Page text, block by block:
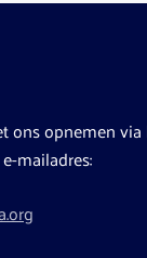
ons opnemen
mailadres: